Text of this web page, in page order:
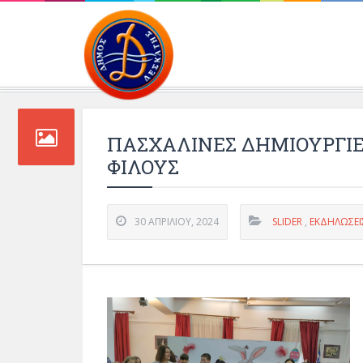
ΠΑΣΧΑΛΙΝΕΣ
ΦΙΛΟΥΣ
30 ΑΠΡΙΛΊΟΥ, 2024 SLIDER ,